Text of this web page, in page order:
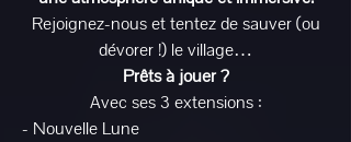
Rejoignez-nous et tentez de sauver (ou
dévorer !) le village…
Prêts à jouer ?
Avec ses 3 extensions :
- Nouvelle Lune